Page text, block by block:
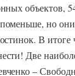
но они
В итоге
Две
–